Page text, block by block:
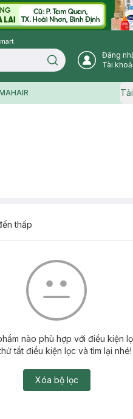
Search icon
Đăng
Tài
thấp
nào phù hợp với điều kiện
tắt điều kiện lọc và tìm lại nhé!
Xóa bộ lọc